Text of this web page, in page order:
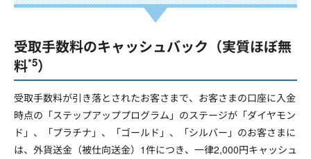
受取手数料のキャッシュバック（実質ほぼ無
料*5）
受取手数料が引き落とされたお客さまで、お客さまの口座に入金
時点の「ステップアッププログラム」のステージが「ダイヤモン
ド」、「プラチナ」、「ゴールド」、「シルバー」のお客さまに
は、外貨送金（被仕向送金）1件につき、一律2,000円キャッシュ